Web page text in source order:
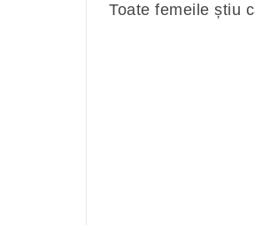
Toate femeile știu